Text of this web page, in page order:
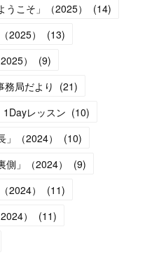
こそ」（2025）
(14)
2025）
(13)
）
(9)
務局だより (21)
1Dayレッスン (10)
（2024）
(10)
」（2024）
(9)
2024）
(11)
）
(11)